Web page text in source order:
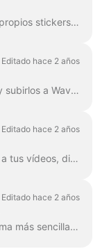
Sí, puedes hacerlo. Para subir tus propios stickers, ve al paso "Overlays & Stickers" en el menú de la izquierda y haz clic en la pestaña "Media" -> "Uploads" Puedes a...
Editado hace 2 años
Sí, puedes crear tus propios GIFs y subirlos a Wave.video. Aquí tienes un útil artículo sobre cómo crear tus propios GIFs. Una vez leído tu GIF...
Editado hace 2 años
Para añadir un GIF o una pegatina a tus vídeos, dirígete al paso Superposiciones y pegatinas del menú de la izquierda. Verás todos los a...
Editado hace 2 años
Utilizar Wave.video Editor es la forma más sencilla de crear o personalizar elementos de marca o transparentes para tu vídeo, superposiciones personalizadas, ...